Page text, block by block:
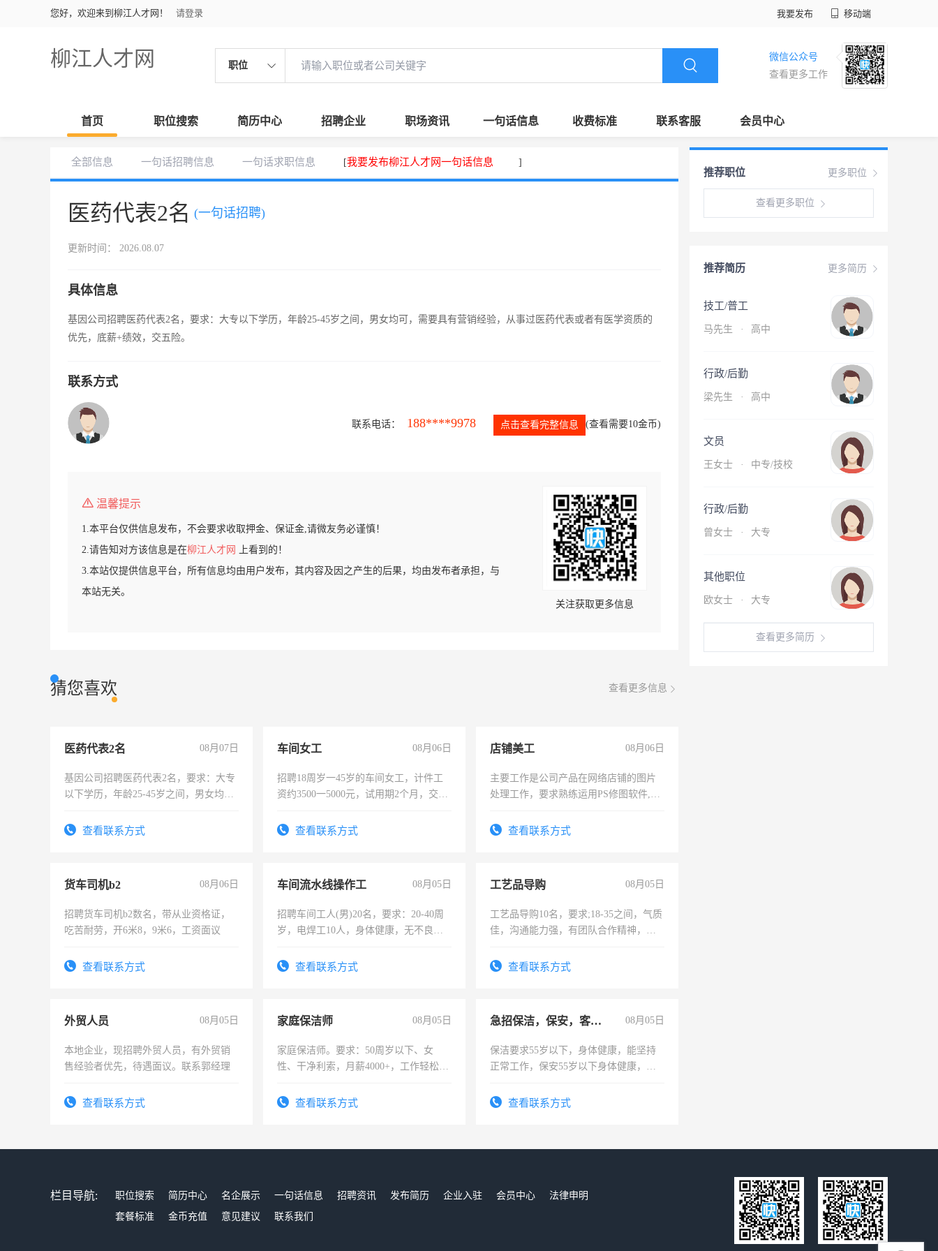
您好，欢迎来到柳江人才网！ 请登录 我要发布 移动端
柳江人才网 职位
微信公众号
查看更多工作
首页 职位搜索 简历中心 招聘企业 职场资讯 一句话信息 收费标准 联系客服 会员中心
全部信息 一句话招聘信息 一句话求职信息 [我要发布柳江人才网一句话信息 ]
医药代表2名 (一句话招聘)
更新时间： 2026.08.07
具体信息
基因公司招聘医药代表2名，要求：大专以下学历，年龄25-45岁之间，男女均可，需要具有营销经验，从事过医药代表或者有医学资质的
优先，底薪+绩效，交五险。
联系方式
联系电话： 188****9978 点击查看完整信息 (查看需要10金币)
温馨提示
1.本平台仅供信息发布，不会要求收取押金、保证金,请微友务必谨慎！
2.请告知对方该信息是在柳江人才网
上看到的！
3.本站仅提供信息平台，所有信息均由用户发布，其内容及因之产生的后果，均由发布者承担，与
本站无关。
关注获取更多信息
猜您喜欢 查看更多信息
医药代表2名 08月07日
基因公司招聘医药代表2名，要求：大专
以下学历，年龄25-45岁之间，男女均
表或者有医学资质的优先，底薪+绩效，
查看联系方式
车间女工 08月06日
招聘18周岁一45岁的车间女工，计件工
资约3500一5000元，试用期2个月，交五
查看联系方式
店铺美工 08月06日
主要工作是公司产品在网络店铺的图片
处理工作，要求熟练运用PS修图软件,工
查看联系方式
货车司机b2 08月06日
招聘货车司机b2数名，带从业资格证，
吃苦耐劳，开6米8，9米6，工资面议
查看联系方式
车间流水线操作工 08月05日
招聘车间工人(男)20名，要求：20-40周
岁，电焊工10人，身体健康，无不良嗜
宿，免费发放劳保用品，两班倒，每月
查看联系方式
工艺品导购 08月05日
工艺品导购10名，要求;18-35之间，气质
佳，沟通能力强，有团队合作精神，有
查看联系方式
外贸人员 08月05日
本地企业，现招聘外贸人员，有外贸销
售经验者优先，待遇面议。联系郭经理
查看联系方式
家庭保洁师 08月05日
家庭保洁师。要求：50周岁以下、女
性、干净利索，月薪4000+，工作轻松，
太太等。查看联系方式
急招保洁，保安，客服，工程 08月05日
保洁要求55岁以下，身体健康，能坚持
正常工作，保安55岁以下身体健康，有
录，客服要求45岁以下高中以上文化，
查看联系方式
更多职位
推荐职位
查看更多职位
更多简历
推荐简历
技工/普工
马先生 · 高中
行政/后勤
梁先生 · 高中
文员
王女士 · 中专/技校
行政/后勤
曾女士 · 大专
其他职位
欧女士 · 大专
查看更多简历
栏目导航: 职位搜索 简历中心 名企展示 一句话信息 招聘资讯 发布简历 企业入驻 会员中心
法律申明
套餐标准
金币充值 意见建议 联系我们